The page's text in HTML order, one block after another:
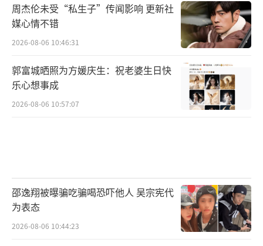
该片的幕后团队在创作上十分严谨，制片
方邀请到了内地新锐电影导演陈聚力，善于深
耕内容的他曾执导过《重启之深渊疑冢》《鬼
吹灯之黄皮子坟》《牧野诡事》等众多电影作
品，优秀的审美、独到的叙事能力，让他对于
惊险、离奇、诡异、神秘感等关键词的创作得
周杰伦未受“私生子”传闻影响 更新社
媒心情不错
2026-08-06 10:46:31
郭富城晒照为方媛庆生：祝老婆生日快
乐心想事成
2026-08-06 10:57:07
邵逸翔被曝骗吃骗喝恐吓他人 吴宗宪代
为表态
2026-08-06 10:44:23